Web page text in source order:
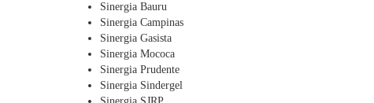
Sinergia Bauru
Sinergia Campinas
Sinergia Gasista
Sinergia Mococa
Sinergia Prudente
Sinergia Sindergel